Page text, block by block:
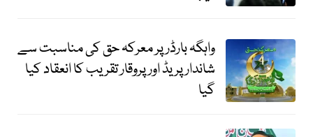
واہگہ بارڈر پر معرکہ حق کی مناسبت سے
شاندار پریڈ اور پروقار تقریب کا انعقاد کیا
گیا